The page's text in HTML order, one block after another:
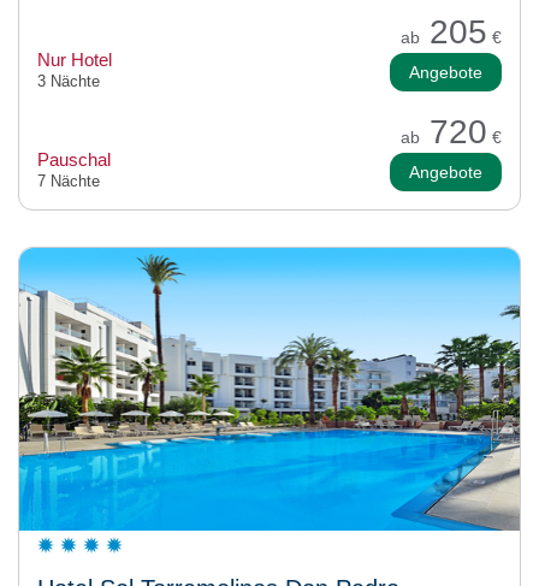
ab 205 €
Nur Hotel
3 Nächte Angebote
ab 720 €
Pauschal
7 Nächte Angebote